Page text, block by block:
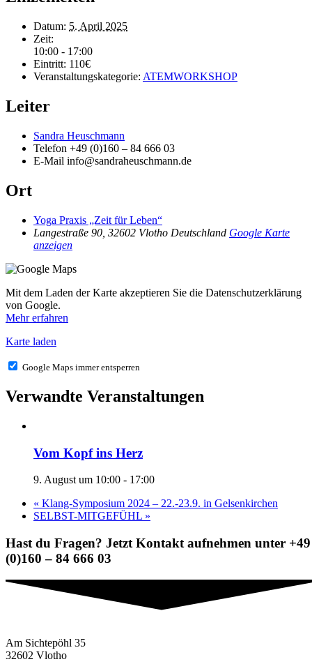
Datum: 5. April 2025
Zeit:
10:00 - 17:00
Eintritt: 110€
Veranstaltungskategorie: ATEMWORKSHOP
Leiter
Sandra Heuschmann
Telefon +49 (0)160 – 84 666 03
E-Mail info@sandraheuschmann.de
Ort
Yoga Praxis „Zeit für Leben“
Langestraße 90, 32602 Vlotho Deutschland Google Karte
anzeigen
Mit dem Laden der Karte akzeptieren Sie die Datenschutzerklärung
von Google.
Mehr erfahren
Karte laden
Google Maps immer entsperren
Verwandte Veranstaltungen
Vom Kopf ins Herz
9. August um 10:00 - 17:00
« Klang-Symposium 2024 – 22.-23.9. in Gelsenkirchen
SELBST-MITGEFÜHL »
Hast du Fragen? Jetzt Kontakt aufnehmen unter +49
(0)160 – 84 666 03
Am Sichtepöhl 35
32602 Vlotho